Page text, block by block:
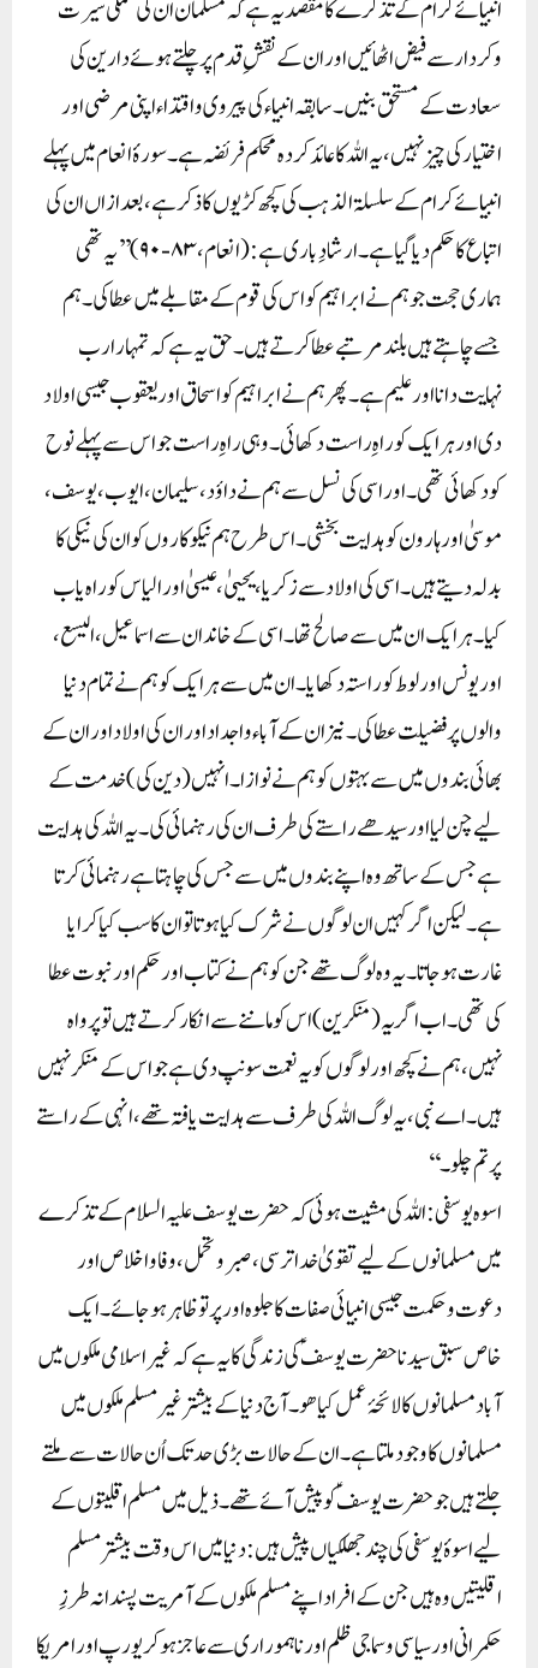
انبیائے کرام کے تذکرے کامقصد یہ ہے کہ مسلمان ان کی عملی سیرت
وکردار سے فیض اٹھائیں اور ان کے نقشِ قدم پر چلتے ہوئے دارین کی
سعادت کے مستحق بنیں۔ سابقہ انبیاء کی پیروی واقتداء اپنی مرضی اور
اختیار کی چیز نہیں ،یہ اللہ کا عائد کردہ محکم فریضہ ہے ۔سورۂ انعام میں پہلے
انبیائے کرام کے سلسلۃ الذہب کی کچھ کڑیوں کا ذکرہے،بعدازاں ان کی
اتباع کا حکم دیا گیا ہے۔ارشادِ باری ہے: (انعام،۸۳-۹۰) ’’یہ تھی
ہماری حجت جو ہم نے ابراہیم کو اس کی قوم کے مقابلے میں عطا کی۔ ہم
جسے چاہتے ہیں بلند مرتبے عطا کرتے ہیں۔ حق یہ ہے کہ تمہارا رب
نہایت دانا اور علیم ہے۔ پھر ہم نے ابراہیم کو اسحاق اور یعقوب جیسی اولاد
دی اور ہر ایک کو راہِ راست دکھائی۔ وہی راہِ راست جو اس سے پہلے نوح
کو دکھائی تھی۔ اور اسی کی نسل سے ہم نے داؤد، سلیمان، ایوب، یوسف،
موسیٰ اور ہارون کو ہدایت بخشی۔ اس طرح ہم نیکوکاروں کو ان کی نیکی کا
بدلہ دیتے ہیں۔ اسی کی اولاد سے زکریا،یحییٰ، عیسیٰ اور الیاس کو راہ یاب
کیا۔ہر ایک ان میں سے صالح تھا۔ اسی کے خاندان سے اسماعیل، الیسع،
اور یونس اور لوط کو راستہ دکھایا۔ ان میں سے ہر ایک کو ہم نے تمام دنیا
والوں پر فضیلت عطا کی۔ نیز ان کے آباء واجداد اور ان کی اولاد اور ان کے
بھائی بندوں میں سے بہتوں کو ہم نے نوازا۔ انہیں(دین كی ) خدمت کے
لیے چن لیا اور سیدھے راستے کی طرف ان کی رہنمائی کی۔ یہ اللہ کی ہدایت
ہے جس کے ساتھ وہ اپنے بندوں میں سے جس کی چاہتا ہے رہنمائی کرتا
ہے۔ لیکن اگر کہیں ان لوگوں نے شرک کیا ہوتا تو ان کا سب کیا کرایا
غارت ہوجاتا۔ یہ وہ لوگ تھے جن کو ہم نے کتاب اور حکم اور نبوت عطا
کی تھی۔ اب اگر یہ(منکرین) اس کو ماننے سے انکار کرتے ہیں تو پرواہ
نہیں،ہم نے کچھ اور لوگوں کو یہ نعمت سونپ دی ہے جو اس کے منکر نہیں
ہیں۔ اے نبی، یہ لوگ اللہ کی طرف سے ہدایت یافتہ تھے،انہی کے راستے
پر تم چلو۔‘‘
اسوہ یوسفی:اللہ کی مشیت ہوئی کہ حضرت یوسف علیہ السلام کے تذکرے
میں مسلمانوں کے لیے تقویٰ خداترسی، صبر وتحمل، وفا واخلاص اور
دعوت وحکمت جیسی انبیائی صفات کا جلوہ اور پرتو ظاہر ہوجائے۔ایک
خاص سبق سیدنا حضرت یوسفؑ کی زندگی کا یہ ہے کہ غیر اسلامی ملکوں میں
آباد مسلمانوں كا لائحۂ عمل کیاهو۔آج دنیا کے بیشتر غیر مسلم ملکوں میں
مسلمانوں کا وجود ملتا ہے۔ان کے حالات بڑی حد تک اُن حالات سے ملتے
جلتے ہیں جو حضرت یوسفؑ کو پیش آئے تھے۔ذیل میں مسلم اقلیتوں کے
لیے اسوۂ یوسفی کی چند جھلکیاں پیش ہیں:دنیا میں اس وقت بیشتر مسلم
اقلیتیں وہ ہیں جن کے افراد اپنے مسلم ملکوں کے آمریت پسندانہ طرزِ
حکمرانی اور سیاسی وسماجی ظلم اورناہموراری سے عاجز ہوکر یورپ اور امریکا